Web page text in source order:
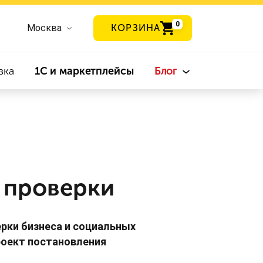
Москва КОРЗИНА 0
1С и маркетплейсы Блог
бизнеса и социальных
постановления